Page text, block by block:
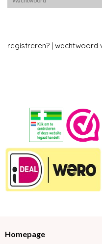
registreren? |wachtwoord
Homepage